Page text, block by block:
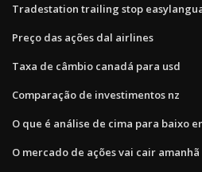
Tradestation trailing stop
Preço das ações dal airlines
Taxa de câmbio canadá para usd
Comparação de investimentos nz
O que é análise de cima para baixo
O mercado de ações vai cair amanhã